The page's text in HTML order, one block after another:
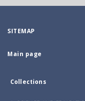
SITEMAP
Main page
Collections